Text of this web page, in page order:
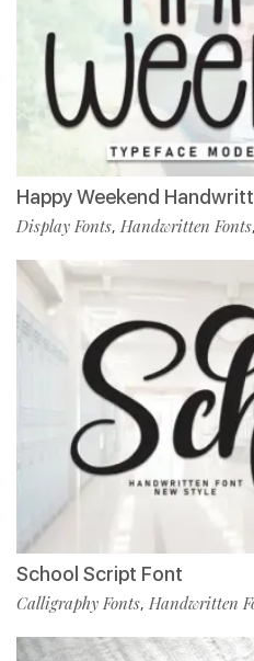
Happy Weekend
Display Fonts, Handwritten Fonts,
School Script Font
Calligraphy Fonts, Handwritten